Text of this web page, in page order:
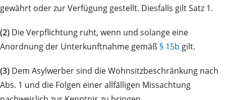
gewährt oder zur Verfügung gestellt. Diesfalls gilt Satz 1.
(2) Die Verpflichtung ruht, wenn und solange eine
Anordnung der Unterkunftnahme gemäß § 15b gilt.
(3) Dem Asylwerber sind die Wohnsitzbeschränkung nach
Abs. 1 und die Folgen einer allfälligen Missachtung